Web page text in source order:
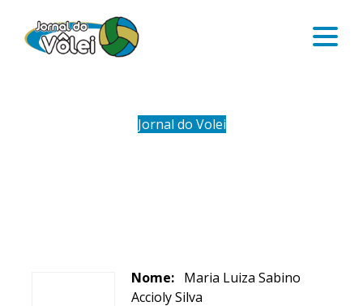
Jornal do Volei
Nome: Maria Luiza Sabino
Accioly Silva